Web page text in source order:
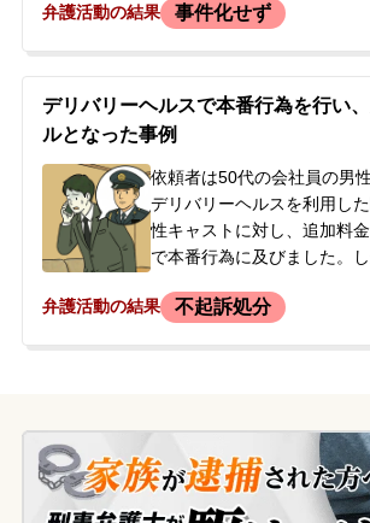
被害届を出す」と連絡があり
沙汰になることを強く恐れ
談されました。
弁護活動の結果 事件化せず
デリバリーヘルスで本番行為を行い
ルとなった事例
依頼者は50代の会社員の男
デリバリーヘルスを利用し
性キャストに対し、追加料
で本番行為に及びました。し
にトラブルに発展。女性が店
明らかになることを恐れた
の対応について相談するた
来所されました。
弁護活動の結果 不起訴処分